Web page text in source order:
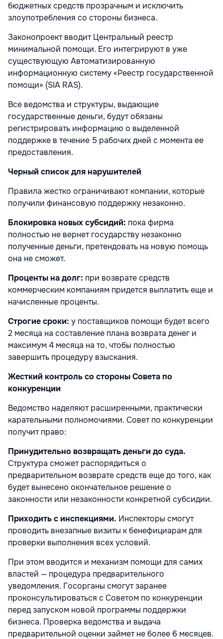
бюджетных средств прозрачным и исключить
злоупотребления со стороны бизнеса.
Законопроект вводитЦентральный реестр
минимальной помощи. Его интегрируют в уже
существующую Автоматизированную
информационную систему «Реестр государственной
помощи» (SIA RAS).
Все ведомства и структуры, выдающие
государственные деньги, будут обязаны
регистрировать информацию о выделенной
поддержке в течение 5 рабочих дней с момента ее
предоставления.
Черный список для нарушителей
Правила жестко ограничивают компании, которые
получили финансовую поддержку незаконно.
Блокировка новых субсидий: пока фирма
полностью не вернет государству незаконно
полученные деньги, претендовать на новую помощь
она не сможет.
Проценты на долг: при возврате средств
коммерческим компаниям придется выплатить еще и
начисленные проценты.
Строгие сроки: у поставщиков помощи будет всего
2 месяца на составление плана возврата денег и
максимум 4 месяца на то, чтобы полностью
завершить процедуру взыскания.
Жесткий контроль со стороны Совета по
конкуренции
Ведомство наделяют расширенными, практически
карательными полномочиями. Совет по конкуренции
получит право:
Принудительно возвращать деньги до суда.
Структура сможет распорядиться о
предварительном возврате средств еще до того, как
будет вынесено окончательное решение о
законности или незаконности конкретной субсидии.
Приходить с инспекциями. Инспекторы смогут
проводить внезапные визиты к бенефициарам для
проверки выполнения всех условий.
При этом вводится и механизм помощи для самих
властей — процедура предварительного
уведомления. Госорганы смогут заранее
проконсультироваться с Советом по конкуренции
перед запуском новой программы поддержки
бизнеса. Проверка ведомства и выдача
предварительной оценки займет не более 6 месяцев.